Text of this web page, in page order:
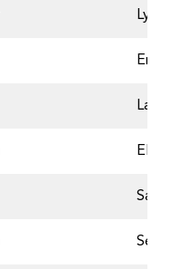
Lynn
Enea
Lars
Elias
Sandro
Severin